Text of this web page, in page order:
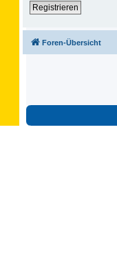
Registrieren
Foren-Übersicht